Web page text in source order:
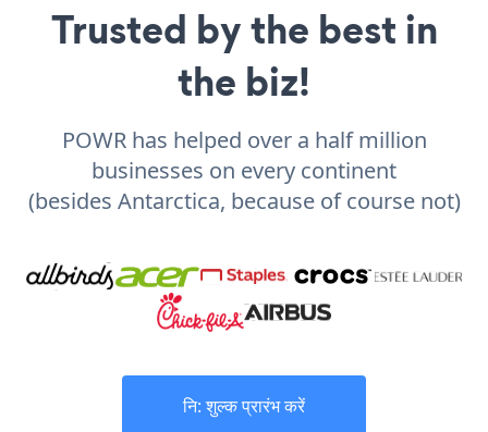
Trusted by the best in
the biz!
POWR has helped over a half million
businesses on every continent
(besides Antarctica, because of course not)
नि: शुल्क प्रारंभ करें